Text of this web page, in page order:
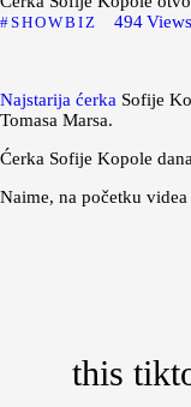
SHOWBIZ 494 Views
Najstarija ćerka Sofije
Tomasa Marsa.
Ćerka Sofije Kopole
Naime, na početku
this